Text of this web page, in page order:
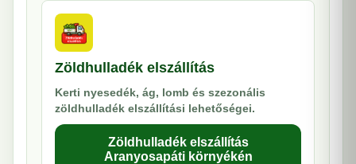
Zöldhulladék elszállítás
Kerti nyesedék, ág, lomb és szezonális
zöldhulladék elszállítási lehetőségei.
Zöldhulladék elszállítás
Aranyosapáti környékén